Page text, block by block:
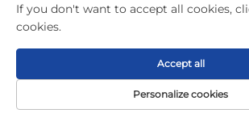
หน้าแรก สินค้า เกี่ยวกับ
If you don't want to accept all cookies,
cookies.
Personalize cookies
Accept all